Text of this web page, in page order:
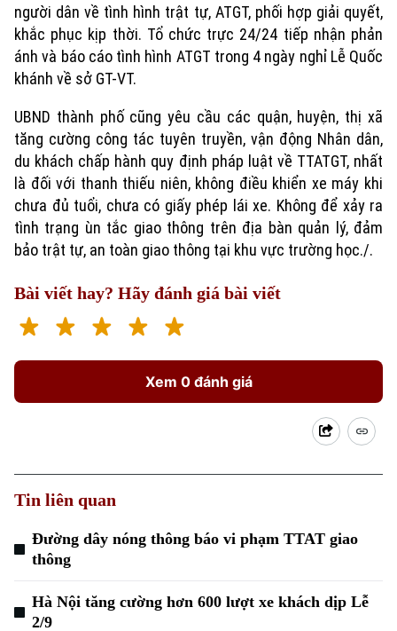
người dân về tình hình trật tự, ATGT, phối hợp giải quyết,
khắc phục kịp thời. Tổ chức trực 24/24 tiếp nhận phản
ánh và báo cáo tình hình ATGT trong 4 ngày nghỉ Lễ Quốc
khánh về sở GT-VT.
UBND thành phố cũng yêu cầu các quận, huyện, thị xã
tăng cường công tác tuyên truyền, vận động Nhân dân,
du khách chấp hành quy định pháp luật về TTATGT, nhất
là đối với thanh thiếu niên, không điều khiển xe máy khi
chưa đủ tuổi, chưa có giấy phép lái xe. Không để xảy ra
tình trạng ùn tắc giao thông trên địa bàn quản lý, đảm
bảo trật tự, an toàn giao thông tại khu vực trường học./.
Bài viết hay? Hãy đánh giá bài viết
Xem 0 đánh giá
Tin liên quan
Đường dây nóng thông báo vi phạm TTAT giao
thông
Hà Nội tăng cường hơn 600 lượt xe khách dịp Lễ
2/9